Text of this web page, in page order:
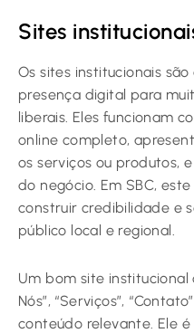
Sites
Os sites institucionais
presença digital para
liberais. Eles funcionam
online completo,
os serviços ou produtos,
do negócio. Em SBC,
construir credibilidade e
público local e regional.
Um bom site institucional
Nós”, “Serviços”,
conteúdo relevante. Ele